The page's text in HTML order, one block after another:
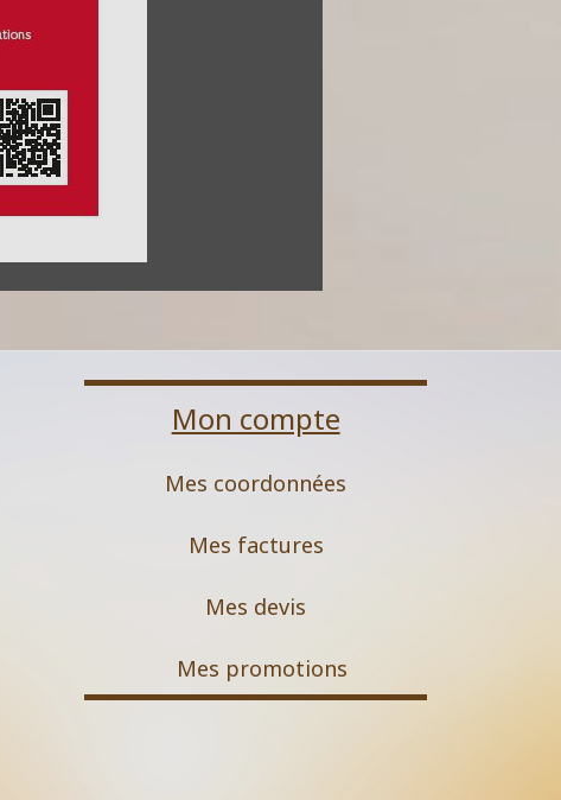
Mon compte
Mes coordonnées
Mes factures
Mes devis
Mes promotions